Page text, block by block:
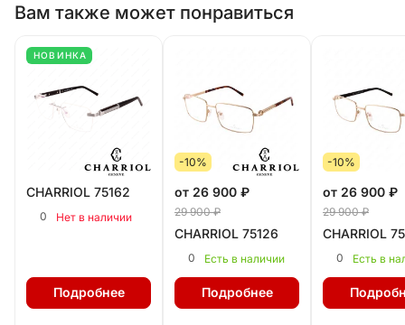
Вам также может понравиться
НОВИНКА
CHARRIOL 75162
0 Нет в наличии
Подробнее
-10%
от 26 900 ₽
29 900 ₽
CHARRIOL 75126
0 Есть в наличии
Подробнее
-10%
от 26 900 ₽
29 900 ₽
CHARRIOL
0 Есть в